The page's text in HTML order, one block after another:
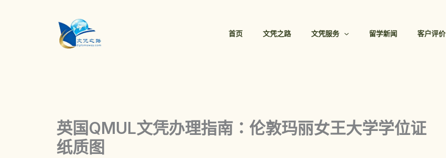
首页 文凭之路 文凭服务 留学新闻 客户评价
英国QMUL文凭办理指南：伦敦玛丽女王大学学位证
纸质图